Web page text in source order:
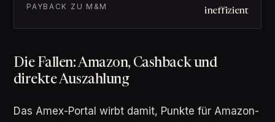
PAYBACK ZU M&M
ineffizient
Die Fallen: Amazon, Cashback und
direkte Auszahlung
Das Amex-Portal wirbt damit, Punkte für Amazon-